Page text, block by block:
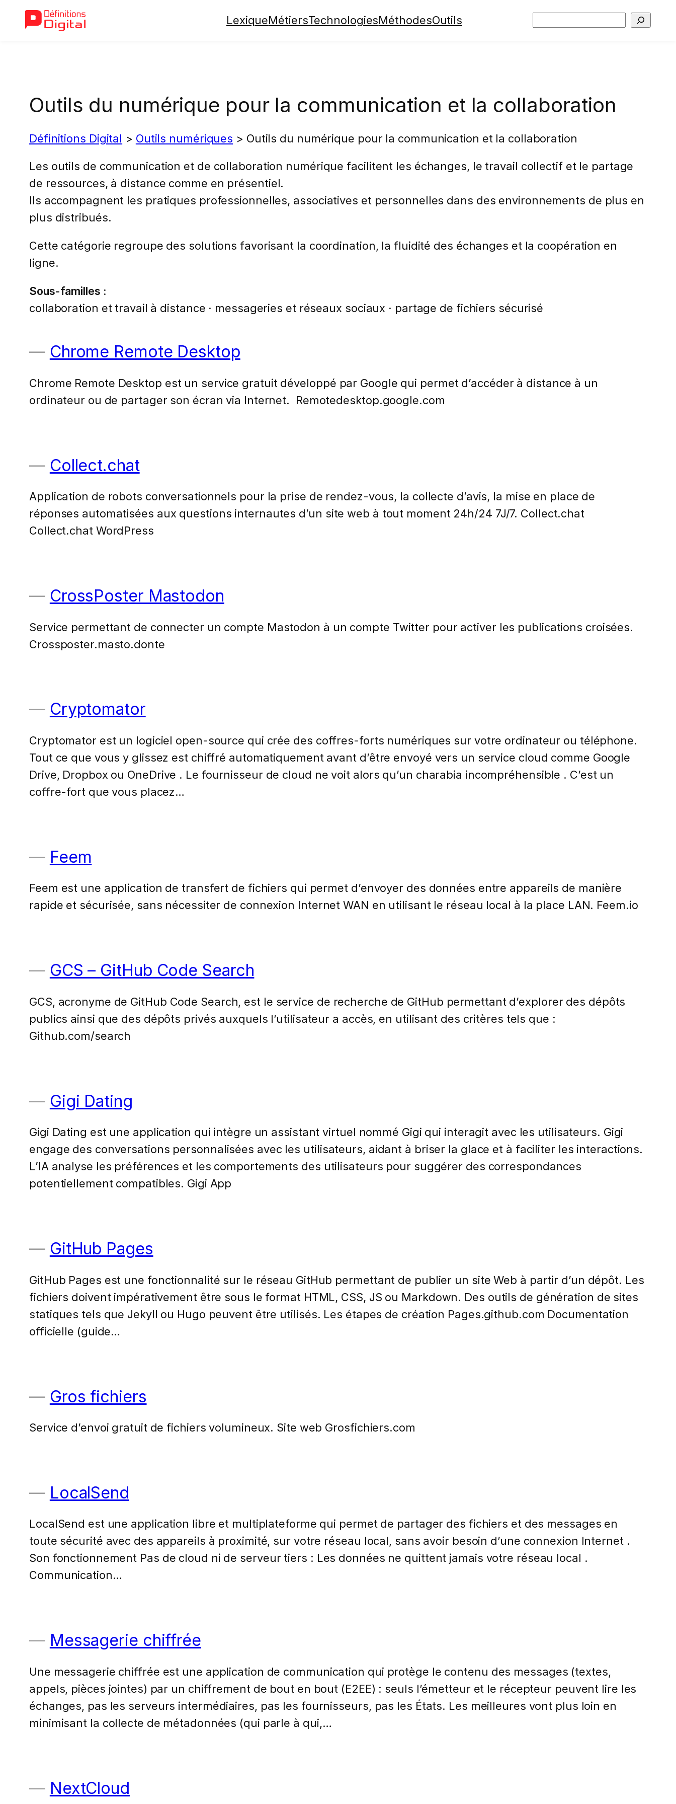
LexiqueMétiersTechnologiesMéthodesOutils
Outils du numérique pour la communication et la collaboration
Définitions Digital > Outils numériques > Outils du numérique pour la communication et la collaboration
Les outils de communication et de collaboration numérique facilitent les échanges, le travail collectif et le partage
de ressources, à distance comme en présentiel.
Ils accompagnent les pratiques professionnelles, associatives et personnelles dans des environnements de plus en
plus distribués.
Cette catégorie regroupe des solutions favorisant la coordination, la fluidité des échanges et la coopération en
ligne.
Sous-familles :
collaboration et travail à distance · messageries et réseaux sociaux · partage de fichiers sécurisé
Chrome Remote Desktop
Chrome Remote Desktop est un service gratuit développé par Google qui permet d’accéder à distance à un
ordinateur ou de partager son écran via Internet. Remotedesktop.google.com
Collect.chat
Application de robots conversationnels pour la prise de rendez-vous, la collecte d’avis, la mise en place de
réponses automatisées aux questions internautes d’un site web à tout moment 24h/24 7J/7. Collect.chat
Collect.chat WordPress
CrossPoster Mastodon
Service permettant de connecter un compte Mastodon à un compte Twitter pour activer les publications croisées.
Crossposter.masto.donte
Cryptomator
Cryptomator est un logiciel open-source qui crée des coffres-forts numériques sur votre ordinateur ou téléphone.
Tout ce que vous y glissez est chiffré automatiquement avant d’être envoyé vers un service cloud comme Google
Drive, Dropbox ou OneDrive . Le fournisseur de cloud ne voit alors qu’un charabia incompréhensible . C’est un
coffre-fort que vous placez…
Feem
Feem est une application de transfert de fichiers qui permet d’envoyer des données entre appareils de manière
rapide et sécurisée, sans nécessiter de connexion Internet WAN en utilisant le réseau local à la place LAN. Feem.io
GCS – GitHub Code Search
GCS, acronyme de GitHub Code Search, est le service de recherche de GitHub permettant d’explorer des dépôts
publics ainsi que des dépôts privés auxquels l’utilisateur a accès, en utilisant des critères tels que :
Github.com/search
Gigi Dating
Gigi Dating est une application qui intègre un assistant virtuel nommé Gigi qui interagit avec les utilisateurs. Gigi
engage des conversations personnalisées avec les utilisateurs, aidant à briser la glace et à faciliter les interactions.
L’IA analyse les préférences et les comportements des utilisateurs pour suggérer des correspondances
potentiellement compatibles. Gigi App
GitHub Pages
GitHub Pages est une fonctionnalité sur le réseau GitHub permettant de publier un site Web à partir d’un dépôt. Les
fichiers doivent impérativement être sous le format HTML, CSS, JS ou Markdown. Des outils de génération de sites
statiques tels que Jekyll ou Hugo peuvent être utilisés. Les étapes de création Pages.github.com Documentation
officielle (guide…
Gros fichiers
Service d’envoi gratuit de fichiers volumineux. Site web Grosfichiers.com
LocalSend
LocalSend est une application libre et multiplateforme qui permet de partager des fichiers et des messages en
toute sécurité avec des appareils à proximité, sur votre réseau local, sans avoir besoin d’une connexion Internet .
Son fonctionnement Pas de cloud ni de serveur tiers : Les données ne quittent jamais votre réseau local .
Communication…
Messagerie chiffrée
Une messagerie chiffrée est une application de communication qui protège le contenu des messages (textes,
appels, pièces jointes) par un chiffrement de bout en bout (E2EE) : seuls l’émetteur et le récepteur peuvent lire les
échanges, pas les serveurs intermédiaires, pas les fournisseurs, pas les États. Les meilleures vont plus loin en
minimisant la collecte de métadonnées (qui parle à qui,…
NextCloud